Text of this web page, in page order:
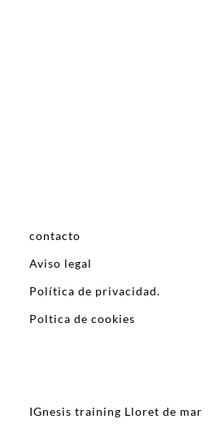
contacto
Aviso legal
Política de privacidad.
Poltica de cookies
IGnesis training Lloret de mar